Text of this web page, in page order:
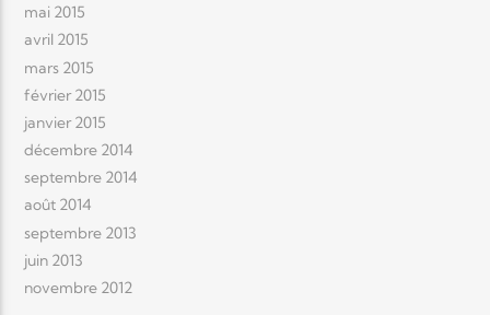
mai 2015
avril 2015
mars 2015
février 2015
janvier 2015
décembre 2014
septembre 2014
août 2014
septembre 2013
juin 2013
novembre 2012